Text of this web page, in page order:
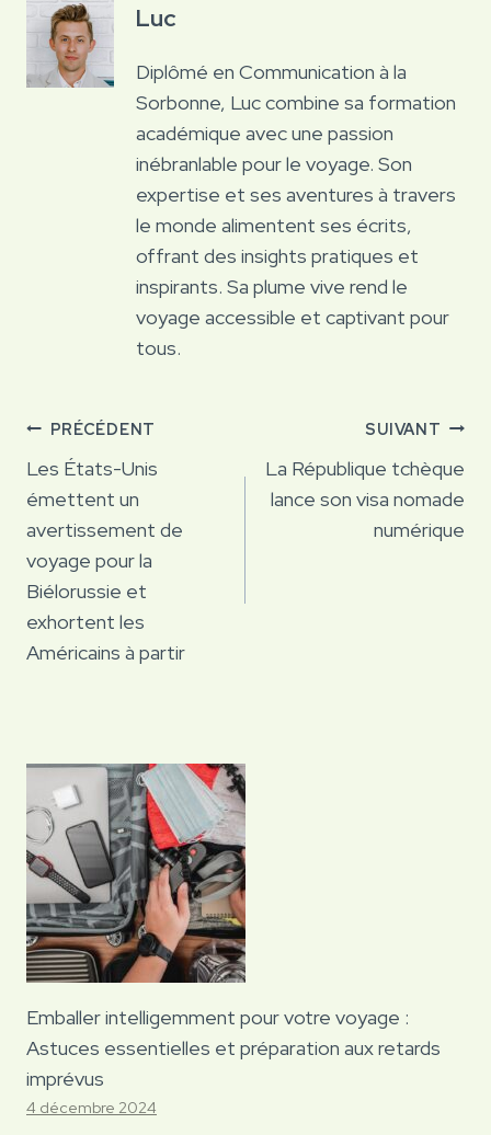
Luc
Diplômé en Communication à la
Sorbonne, Luc combine sa formation
académique avec une passion
inébranlable pour le voyage. Son
expertise et ses aventures à travers
le monde alimentent ses écrits,
offrant des insights pratiques et
inspirants. Sa plume vive rend le
voyage accessible et captivant pour
tous.
Navigation
de
l’article
PRÉCÉDENT
Les États-Unis
émettent un
avertissement de
voyage pour la
Biélorussie et
exhortent les
Américains à partir
SUIVANT
La République tchèque
lance son visa nomade
numérique
Emballer intelligemment pour votre voyage :
Astuces essentielles et préparation aux retards
imprévus
4 décembre 2024